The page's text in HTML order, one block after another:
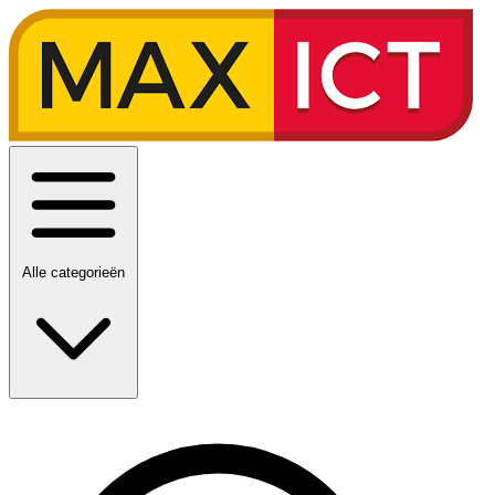
Alle categorieën